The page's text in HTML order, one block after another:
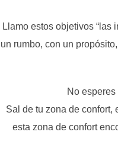
Llamo estos objetivos “las
un rumbo, con un
No
Sal de tu zona de confort,
esta zona de confort